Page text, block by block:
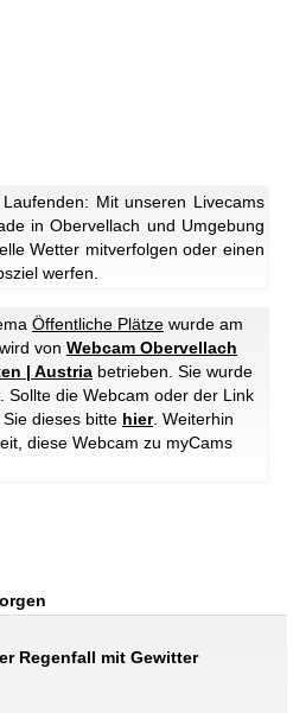
Mit unseren Livecams
in Obervellach und Umgebung
Wetter mitverfolgen oder einen
werfen.
Öffentliche Plätze wurde am
von Webcam Obervellach
| Austria betrieben. Sie wurde
Sollte die Webcam oder der Link
dieses bitte hier. Weiterhin
diese Webcam zu myCams
Regenfall mit Gewitter